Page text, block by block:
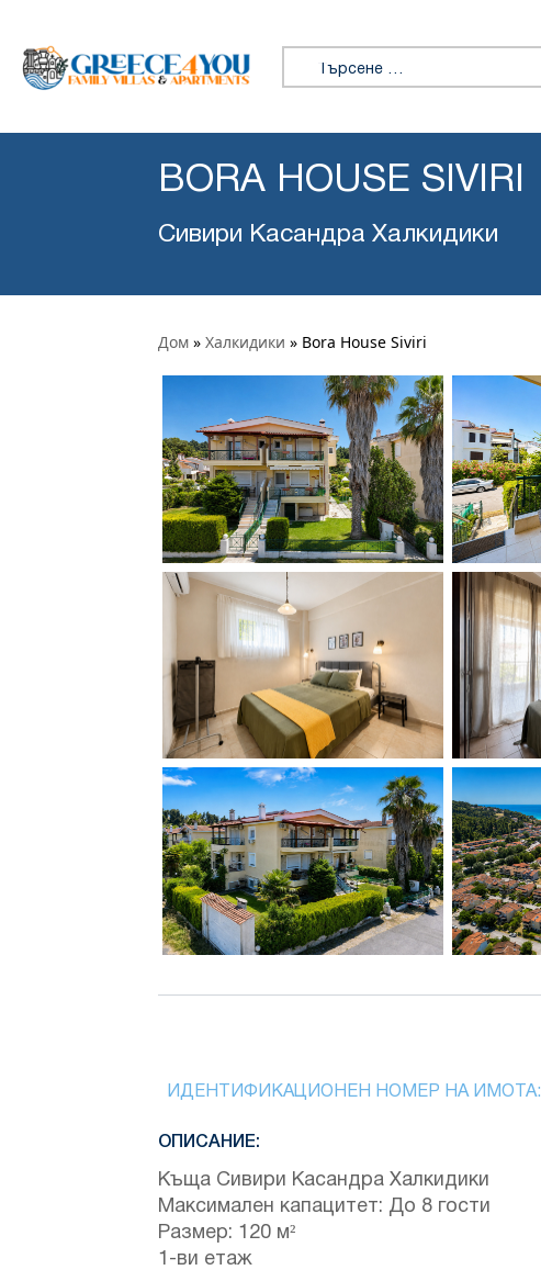
Търсене за:
BORA HOUSE SIVIRI
Сивири Касандра Халкидики
Дом » Халкидики » Bora House Siviri
ИДЕНТИФИКАЦИОНЕН НОМЕР НА ИМОТА:
ОПИСАНИЕ:
Къща Сивири Касандра Халкидики
Максимален капацитет: До 8 гости
Размер: 120 м²
1-ви етаж